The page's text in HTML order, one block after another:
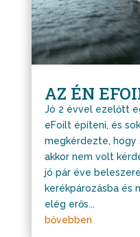
AZ ÉN
Jó 2 évvel ezelőtt
eFoilt építeni, és
megkérdezte, hogy
akkor nem volt
jó pár éve
kerékpározásba és
elég erős...
bővebben